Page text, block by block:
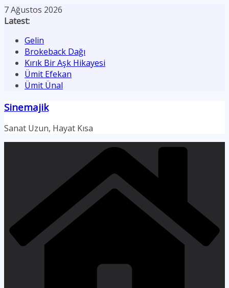
Skip
to
7 Ağustos 2026
Latest:
Gelin
Brokeback Dağı
Kırık Bir Aşk Hikayesi
Ümit Efekan
Ümit Ünal
Sinemajik
Sanat Uzun, Hayat Kısa